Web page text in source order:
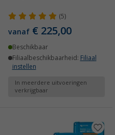
(5)
vanaf € 225,00
Beschikbaar
Filiaalbeschikbaarheid: Filiaal
instellen
In meerdere uitvoeringen
verkrijgbaar